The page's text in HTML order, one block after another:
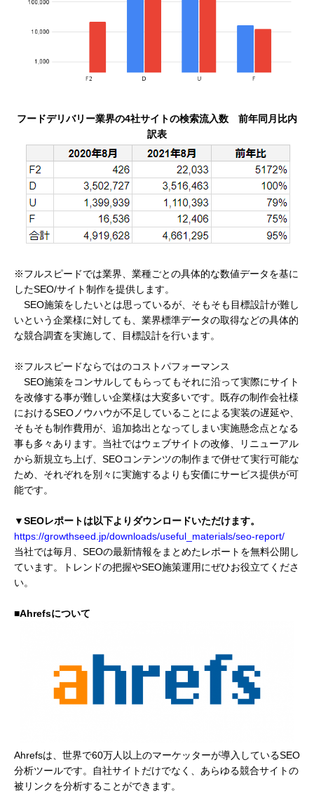
フードデリバリー業界の4社サイトの検索流入数 前年同月比内
訳表
※フルスピードでは業界、業種ごとの具体的な数値データを基に
したSEO/サイト制作を提供します。
SEO施策をしたいとは思っているが、そもそも目標設計が難し
いという企業様に対しても、業界標準データの取得などの具体的
な競合調査を実施して、目標設計を行います。
※フルスピードならではのコストパフォーマンス
SEO施策をコンサルしてもらってもそれに沿って実際にサイト
を改修する事が難しい企業様は大変多いです。既存の制作会社様
におけるSEOノウハウが不足していることによる実装の遅延や、
そもそも制作費用が、追加捻出となってしまい実施懸念点となる
事も多々あります。当社ではウェブサイトの改修、リニューアル
から新規立ち上げ、SEOコンテンツの制作まで併せて実行可能な
ため、それぞれを別々に実施するよりも安価にサービス提供が可
能です。
▼SEOレポートは以下よりダウンロードいただけます。
https://growthseed.jp/downloads/useful_materials/seo-report/
当社では毎月、SEOの最新情報をまとめたレポートを無料公開し
ています。トレンドの把握やSEO施策運用にぜひお役立てくださ
い。
■Ahrefsについて
Ahrefsは、世界で60万人以上のマーケッターが導入しているSEO
分析ツールです。自社サイトだけでなく、あらゆる競合サイトの
被リンクを分析することができます。